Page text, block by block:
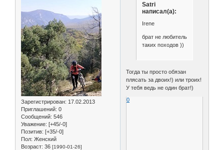
Зарегистрирован: 17.02.2013
Приглашений: 0
Сообщений: 546
Уважение: [+45/-0]
Позитив: [+35/-0]
Пол: Женский
Возраст: 36 [1990-01-26]
Satri
написал(а):
Irene
брат не любитель
таких походов ))
Тогда ты просто обязан
плясать за двоих!) или троих!
У тебя ведь не один брат!)
0